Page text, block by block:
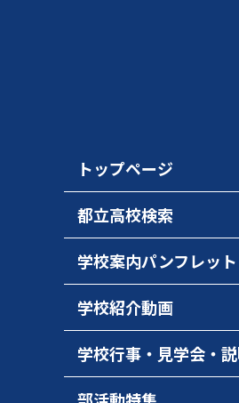
トップページ
都立高校検索
学校案内パンフレット
学校紹介動画
学校行事・見学会・